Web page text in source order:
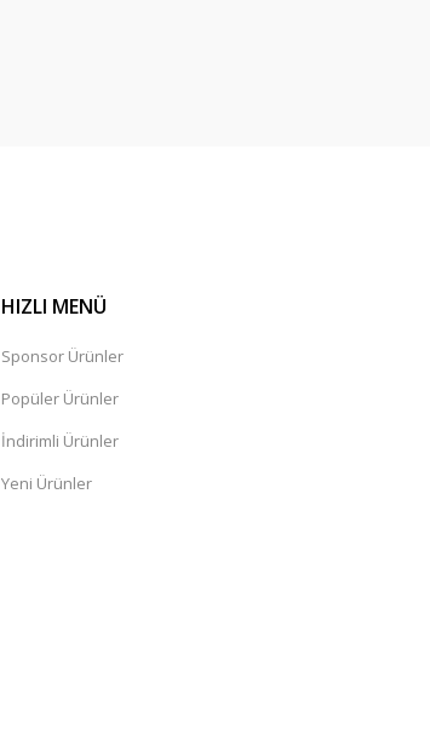
HIZLI MENÜ
Sponsor Ürünler
Popüler Ürünler
İndirimli Ürünler
Yeni Ürünler